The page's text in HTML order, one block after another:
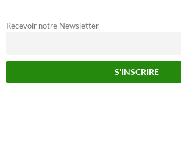
Recevoir notre Newsletter